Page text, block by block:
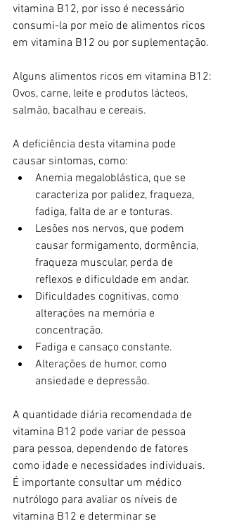
vitamina B12, por isso é necessário
consumi-la por meio de alimentos ricos
em vitamina B12 ou por suplementação.
Alguns alimentos ricos em vitamina B12:
Ovos, carne, leite e produtos lácteos,
salmão, bacalhau e cereais.
A deficiência desta vitamina pode
causar sintomas, como:
Anemia megaloblástica, que se
caracteriza por palidez, fraqueza,
fadiga, falta de ar e tonturas.
Lesões nos nervos, que podem
causar formigamento, dormência,
fraqueza muscular, perda de
reflexos e dificuldade em andar.
Dificuldades cognitivas, como
alterações na memória e
concentração.
Fadiga e cansaço constante.
Alterações de humor, como
ansiedade e depressão.
A quantidade diária recomendada de
vitamina B12 pode variar de pessoa
para pessoa, dependendo de fatores
como idade e necessidades individuais.
É importante consultar um médico
nutrólogo para avaliar os níveis de
vitamina B12 e determinar se